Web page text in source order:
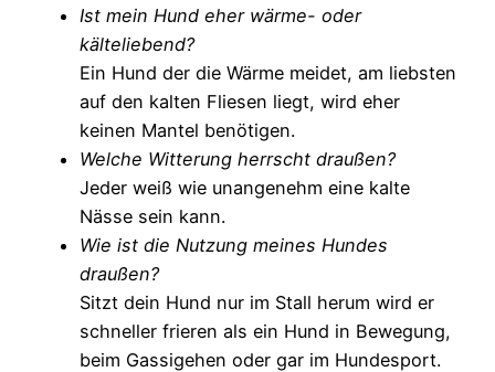
Ist mein Hund eher wärme- oder
kälteliebend?
Ein Hund der die Wärme meidet, am liebsten
auf den kalten Fliesen liegt, wird eher
keinen Mantel benötigen.
Welche Witterung herrscht draußen?
Jeder weiß wie unangenehm eine kalte
Nässe sein kann.
Wie ist die Nutzung meines Hundes
draußen?
Sitzt dein Hund nur im Stall herum wird er
schneller frieren als ein Hund in Bewegung,
beim Gassigehen oder gar im Hundesport.